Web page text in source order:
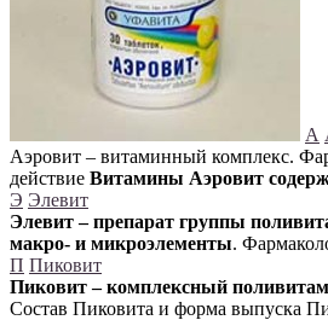
А
Аэровит – витаминный комплекс.
действие Витамины Аэровит
Э Элевит
Элевит – препарат группы
макро- и микроэлементы.
П Пиковит
Пиковит – комплексный
Состав Пиковита и форма выпуска